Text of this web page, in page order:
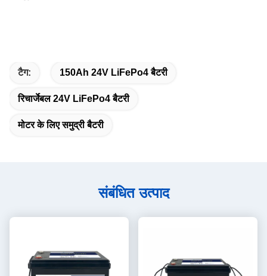
टैग: 150Ah 24V LiFePo4 बैटरी
रिचार्जेबल 24V LiFePo4 बैटरी
मोटर के लिए समुद्री बैटरी
संबंधित उत्पाद